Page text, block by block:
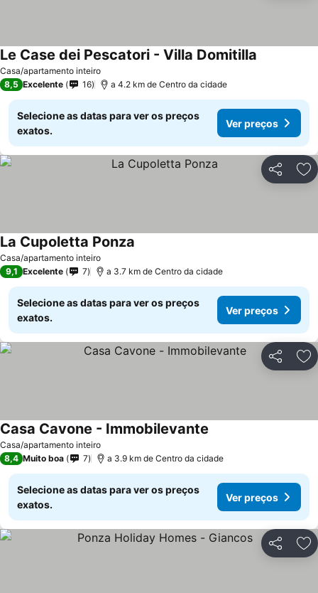
Casa/apartamento inteiro
Le Case dei Pescatori - Villa Domitilla
8,5 Excelente 16 a 4.2 km de Centro da cidade
Selecione as datas para ver os preços
exatos.
Ver preços
Partilhar
Casa/apartamento inteiro
La Cupoletta Ponza
9,1 Excelente 7 a 3.7 km de Centro da cidade
Selecione as datas para ver os preços
exatos.
Ver preços
Partilhar
Casa/apartamento inteiro
Casa Cavone - Immobilevante
8,4 Muito boa 7 a 3.9 km de Centro da cidade
Selecione as datas para ver os preços
exatos.
Ver preços
Partilhar